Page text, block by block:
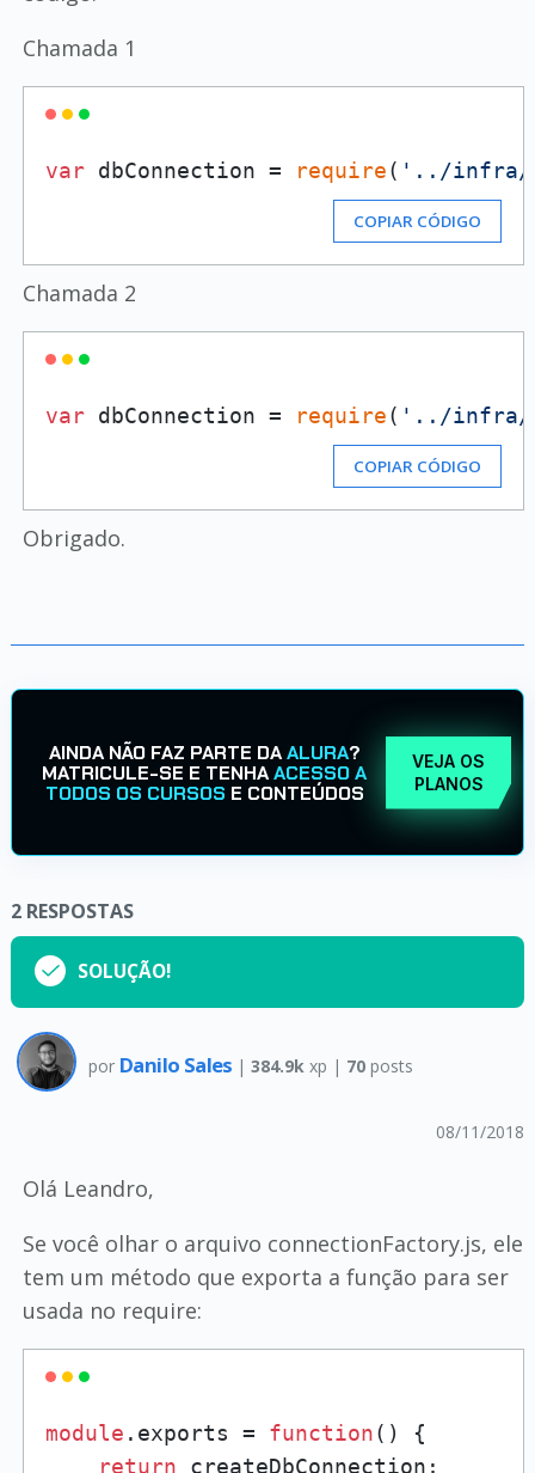
Chamada 1
var dbConnection = require( '../infra/
COPIAR CÓDIGO
Chamada 2
var dbConnection = require( '../infra/
COPIAR CÓDIGO
Obrigado.
AINDA NÃO FAZ PARTE DAALURA?
MATRICULE-SE E TENHAACESSO A
TODOS OS CURSOS E CONTEÚDOS
VEJA OS
PLANOS
2 RESPOSTAS
SOLUÇÃO!
por Danilo Sales |384.9k xp | 70 posts
08/11/2018
Olá Leandro,
Se você olhar o arquivo connectionFactory.js, ele
tem um método que exporta a função para ser
usada no require:
module . exports = function( ) {
return createDbConnection;